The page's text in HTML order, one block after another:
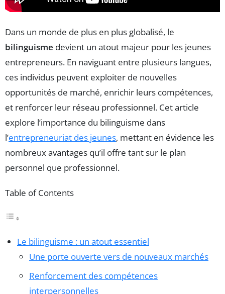
Dans un monde de plus en plus globalisé, le
bilinguisme devient un atout majeur pour les jeunes
entrepreneurs. En naviguant entre plusieurs langues,
ces individus peuvent exploiter de nouvelles
opportunités de marché, enrichir leurs compétences,
et renforcer leur réseau professionnel. Cet article
explore l’importance du bilinguisme dans
l’entrepreneuriat des jeunes, mettant en évidence les
nombreux avantages qu’il offre tant sur le plan
personnel que professionnel.
Table of Contents
Le bilinguisme : un atout essentiel
Une porte ouverte vers de nouveaux marchés
Renforcement des compétences
interpersonnelles